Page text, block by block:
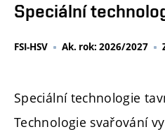
Speciální
FSI-HSV Ak. rok: 2026/2027
Speciální technologie
Technologie svařování